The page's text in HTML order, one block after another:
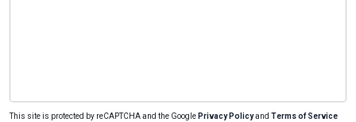
This site is protected by reCAPTCHA and the Google Privacy Policyand Terms of Service